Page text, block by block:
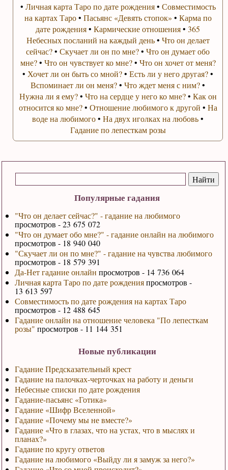
Популярные гадания
"Что он делает сейчас?" - гадание на любимого
просмотров - 23 675 072
"Что он думает обо мне?" - гадание онлайн на любимого
просмотров - 18 940 040
"Скучает ли он по мне?" - гадание на чувства любимого
просмотров - 18 579 391
Да-Нет гадание онлайн просмотров - 14 736 064
Личная карта Таро по дате рожденияпросмотров -
13 613 597
Совместимость по дате рождения на картах Таро
просмотров - 12 488 645
Гадание онлайн на отношение человека "По лепесткам
розы" просмотров - 11 144 351
Новые публикации
Гадание Предсказательный крест
Гадание на палочках-черточках на работу и деньги
Небесные списки по дате рождения
Гадание-пасьянс «Готика»
Гадание «Шифр Вселенной»
Гадание «Почему мы не вместе?»
Гадание «Что в глазах, что на устах, что в мыслях и
планах?»
Гадание по кругу ответов
Гадание на любимого «Выйду ли я замуж за него?»
• Личная карта Таро по дате рождения• Совместимость
на картах Таро• Пасьянс «Девять стопок» • Карма по
дате рождения•Кармические отношения•365
Небесных посланий на каждый день• Что он делает
сейчас?•Скучает ли он по мне?•Что он думает обо
мне?• Что он чувствует ко мне?• Что он хочет от меня?
• Хочет ли он быть со мной?•Есть ли у него другая?•
Вспоминает ли он меня?•Что ждет меня с ним?•
Нужна ли я ему?• Что на сердце у него ко мне?• Как он
относится ко мне?• Отношение любимого к другой • На
воде на любимого•На двух иголках на любовь•
Гадание по лепесткам розы